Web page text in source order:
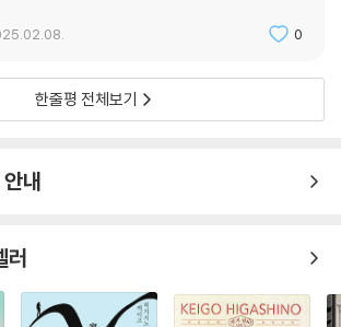
0
한줄평 전체보기
내
러